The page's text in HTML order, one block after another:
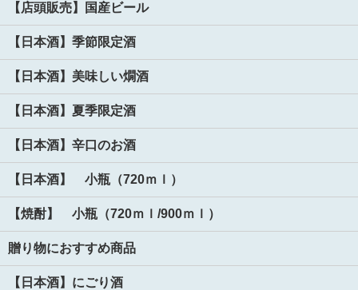
【店頭販売】国産ビール
【日本酒】季節限定酒
【日本酒】美味しい燗酒
【日本酒】夏季限定酒
【日本酒】辛口のお酒
【日本酒】 小瓶（720ｍｌ）
【焼酎】 小瓶（720ｍｌ/900ｍｌ）
贈り物におすすめ商品
【日本酒】にごり酒